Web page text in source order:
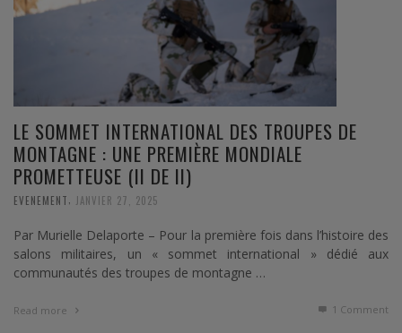
LE SOMMET INTERNATIONAL DES TROUPES DE
MONTAGNE : UNE PREMIÈRE MONDIALE
PROMETTEUSE (II DE II)
EVENEMENT JANVIER 27, 2025
Par Murielle Delaporte – Pour la première fois dans l’histoire des
salons militaires, un « sommet international » dédié aux
communautés des troupes de montagne …
Read more 1 Comment